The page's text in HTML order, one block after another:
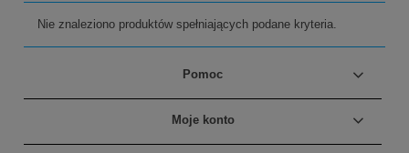
Nie znaleziono produktów spełniających podane kryteria.
Pomoc
Moje konto